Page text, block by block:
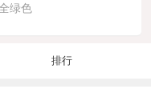
绿色
排行